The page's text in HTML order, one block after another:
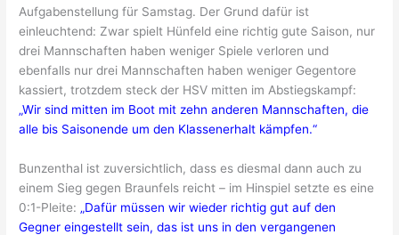
Aufgabenstellung für Samstag. Der Grund dafür ist
einleuchtend: Zwar spielt Hünfeld eine richtig gute Saison, nur
drei Mannschaften haben weniger Spiele verloren und
ebenfalls nur drei Mannschaften haben weniger Gegentore
kassiert, trotzdem steck der HSV mitten im Abstiegskampf:
„Wir sind mitten im Boot mit zehn anderen Mannschaften, die
alle bis Saisonende um den Klassenerhalt kämpfen.“
Bunzenthal ist zuversichtlich, dass es diesmal dann auch zu
einem Sieg gegen Braunfels reicht – im Hinspiel setzte es eine
0:1-Pleite: „Dafür müssen wir wieder richtig gut auf den
Gegner eingestellt sein, das ist uns in den vergangenen